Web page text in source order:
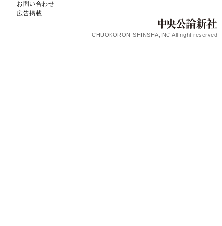
お問い合わせ
広告掲載
CHUOKORON-SHINSHA,INC.All right reserved